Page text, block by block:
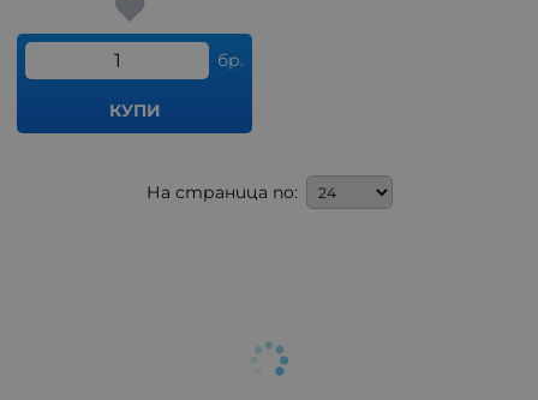
бр.
КУПИ
На страница по: